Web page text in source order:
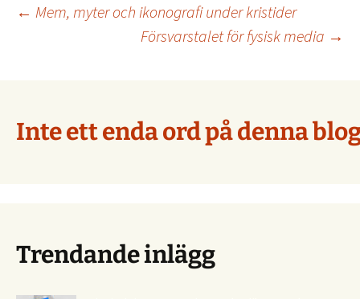
Inläggsnavigering
← Mem, myter och ikonografi under kristider
Försvarstalet för fysisk media →
Inte ett enda ord på denna
Trendande inlägg